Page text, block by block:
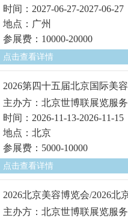
时间：2027-06-27-2027-06-27
地点：广州
参展费：10000-20000
点击查看详情
2026第四十五届北京国际美
主办方：北京世博联展览服
时间：2026-11-13-2026-11-15
地点：北京
参展费：5000-10000
点击查看详情
2026北京美容博览会/2026北
主办方：北京世博联展览服